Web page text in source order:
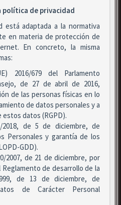
política de privacidad
está adaptada a la normativa
en materia de protección de
En concreto, la misma
2016/679 del Parlamento
de 27 de abril de 2016,
de las personas físicas en lo
de datos personales y a
estos datos (RGPD).
2018, de 5 de diciembre, de
Personales y garantía de los
GDD).
2007, de 21 de diciembre, por
de desarrollo de la
de 13 de diciembre, de
de Carácter Personal